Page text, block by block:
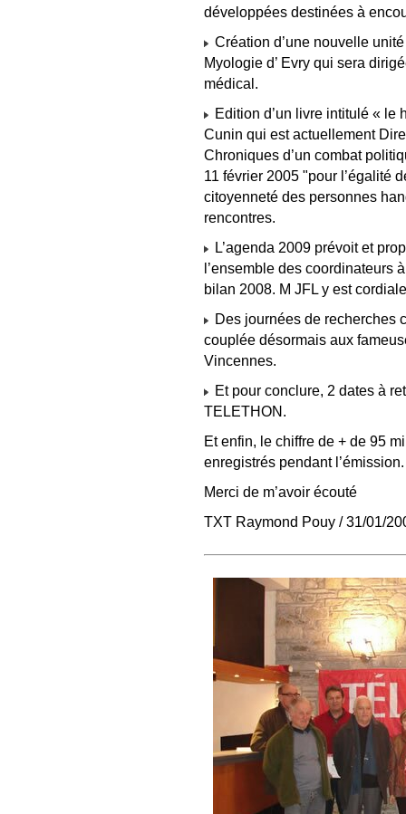
développées destinées à
Création d’une nouvelle
Myologie d’ Evry qui sera
médical.
Edition d’un livre intitulé « le
Cunin qui est actuellement
Chroniques d’un combat
11 février 2005 "pour l’égalité
citoyenneté des personnes
rencontres.
L’agenda 2009 prévoit et
l’ensemble des coordinateurs
bilan 2008. M JFL y est
Des journées de recherches
couplée désormais aux
Vincennes.
Et pour conclure, 2 dates à
TELETHON.
Et enfin, le chiffre de + de 95
enregistrés pendant l’émission.
Merci de m’avoir écouté
TXT Raymond Pouy / 31/01/